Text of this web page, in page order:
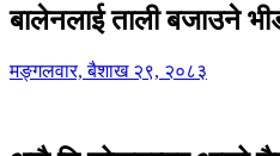
बालेनलाई ताली बजाउने
मङ्गलवार, बैशाख २९, २०८३